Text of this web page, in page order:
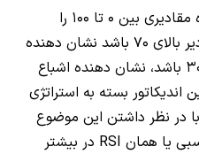
در یک دوره 14 روزه مقادیری بین 0 تا 100 را
نوسانگیری می‌کند که اگر این مقادیر بالای 70 باشد نشان دهنده
اشباع خرید و اگر این مقادیر زیر 30 باشد، نشان دهنده اشباع
دوره 14 روزه این اندیکاتور بسته به استراتژی
در نظر داشتن این موضوع
می‌توان گفت که شاخص قدرت نسبی یا همان RSI در بیشتر